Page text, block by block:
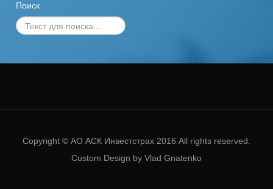
Поиск
Copyright © АО АСК Инвестстрах 2016 All rights reserved.
Custom Design by Vlad Gnatenko